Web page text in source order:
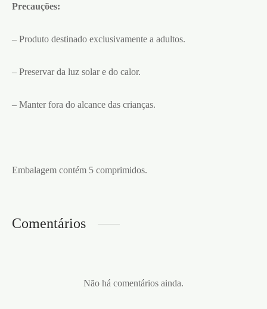
Precauções:
– Produto destinado exclusivamente a adultos.
– Preservar da luz solar e do calor.
– Manter fora do alcance das crianças.
Embalagem contém 5 comprimidos.
Comentários
Não há comentários ainda.